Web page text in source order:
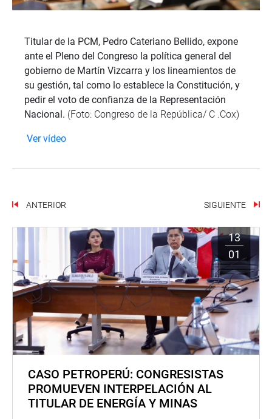
Titular de la PCM, Pedro Cateriano Bellido, expone
ante el Pleno del Congreso la política general del
gobierno de Martín Vizcarra y los lineamientos de
su gestión, tal como lo establece la Constitución, y
pedir el voto de confianza de la Representación
Nacional. (Foto: Congreso de la República/ C .Cox)
Ver vídeo
ANTERIOR SIGUIENTE
13
01
CASO PETROPERÚ: CONGRESISTAS
PROMUEVEN INTERPELACIÓN AL
TITULAR DE ENERGÍA Y MINAS